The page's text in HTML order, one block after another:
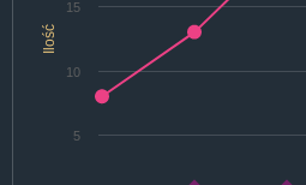
Ilość
5
10
15